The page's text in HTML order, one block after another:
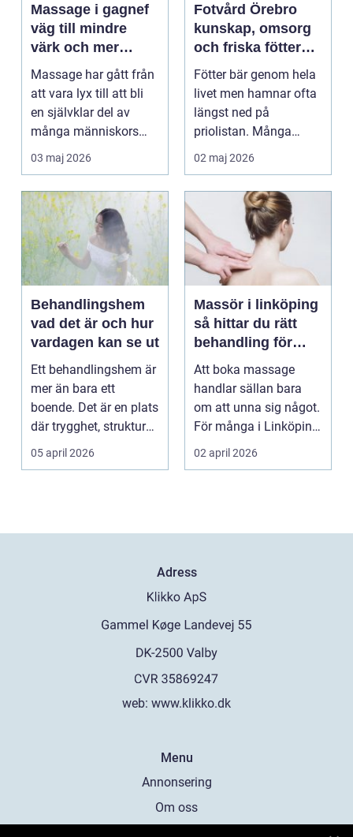
Massage i gagnef
väg till mindre
värk och mer
vardagsenergi
Massage har gått från
att vara lyx till att bli
en självklar del av
många människors
hälsa och varda...
03 maj 2026
Fotvård Örebro
kunskap, omsorg
och friska fötter
året runt
Fötter bär genom hela
livet men hamnar ofta
längst ned på
priolistan. Många
väntar tills problemen
02 maj 2026
Behandlingshem
vad det är och hur
vardagen kan se ut
Ett behandlingshem är
mer än bara ett
boende. Det är en plats
där trygghet, struktur
och professione...
05 april 2026
Massör i linköping
så hittar du rätt
behandling för
kropp och hälsa
Att boka massage
handlar sällan bara
om att unna sig något.
För många i Linköping
har regelbunden ma...
02 april 2026
Adress
web: www.klikko.dk
Menu
Annonsering
Om oss